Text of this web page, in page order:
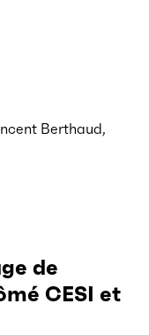
Berthaud,
de
CESI et